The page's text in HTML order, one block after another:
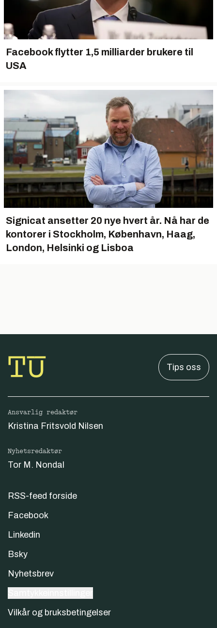
Facebook flytter 1,5 milliarder brukere til
USA
Signicat ansetter 20 nye hvert år. Nå har de
kontorer i Stockholm, København, Haag,
London, Helsinki og Lisboa
Tips oss
Ansvarlig redaktør
Kristina Fritsvold Nilsen
Nyhetsredaktør
Tor M. Nondal
RSS-feed forside
Facebook
Linkedin
Bsky
Nyhetsbrev
Vilkår og bruksbetingelser